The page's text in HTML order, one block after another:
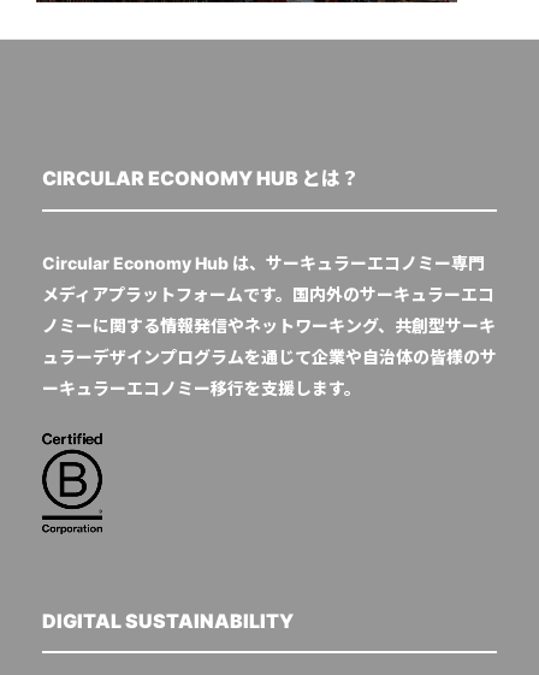
CIRCULAR ECONOMY HUB とは？
Circular Economy Hub は、サーキュラーエコノミー専門
メディアプラットフォームです。国内外のサーキュラーエコ
ノミーに関する情報発信やネットワーキング、共創型サーキ
ュラーデザインプログラムを通じて企業や自治体の皆様のサ
ーキュラーエコノミー移行を支援します。
DIGITAL SUSTAINABILITY